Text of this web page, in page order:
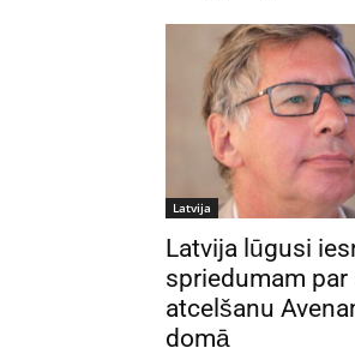
Latvija
Latvija lūgusi
spriedumam
atcelšanu
domā